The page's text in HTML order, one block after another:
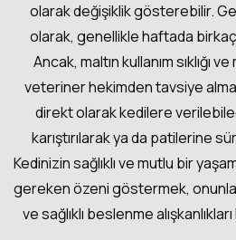
olarak değişiklik gösterebilir.
olarak, genellikle haftada
Ancak, maltın kullanım sıklığı
veteriner hekimden tavsiye
direkt olarak kedilere
karıştırılarak ya da patilerine
Kedinizin sağlıklı ve mutlu bir
gereken özeni göstermek,
ve sağlıklı beslenme